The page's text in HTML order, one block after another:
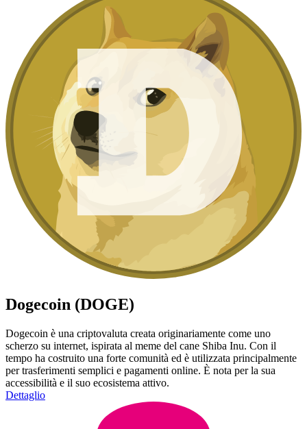
Dogecoin (DOGE)
Dogecoin è una criptovaluta creata originariamente come uno
scherzo su internet, ispirata al meme del cane Shiba Inu. Con il
tempo ha costruito una forte comunità ed è utilizzata principalmente
per trasferimenti semplici e pagamenti online. È nota per la sua
accessibilità e il suo ecosistema attivo.
Dettaglio